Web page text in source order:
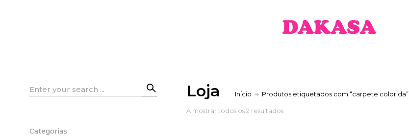
Loja Início Produtos etiquetados com “carpete colorida”
A mostrar todos os 2 resultados
Search
Categorias